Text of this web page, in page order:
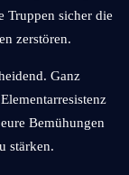
Truppen sicher die
zerstören.
Ganz
Bemühungen
stärken.